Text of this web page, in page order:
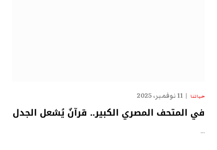
حياتنا 11 نوفمبر، 2025
في المتحف المصري الكبير.. قرآنٌ يُشعل الجدل
…